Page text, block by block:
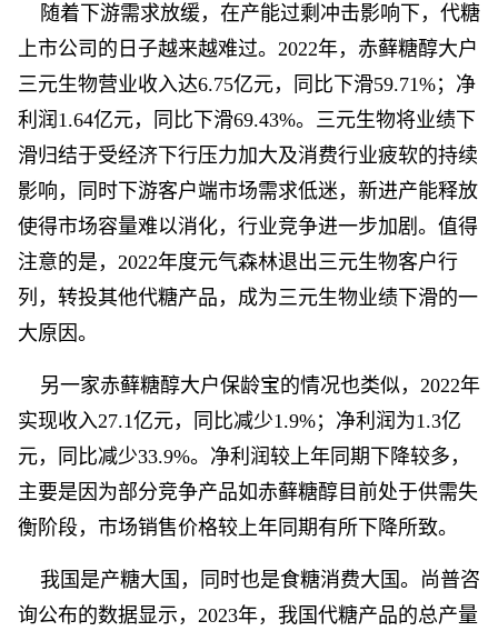
随着下游需求放缓，在产能过剩冲击影响下，代糖
上市公司的日子越来越难过。2022年，赤藓糖醇大户
三元生物营业收入达6.75亿元，同比下滑59.71%；净
利润1.64亿元，同比下滑69.43%。三元生物将业绩下
滑归结于受经济下行压力加大及消费行业疲软的持续
影响，同时下游客户端市场需求低迷，新进产能释放
使得市场容量难以消化，行业竞争进一步加剧。值得
注意的是，2022年度元气森林退出三元生物客户行
列，转投其他代糖产品，成为三元生物业绩下滑的一
大原因。
另一家赤藓糖醇大户保龄宝的情况也类似，2022年
实现收入27.1亿元，同比减少1.9%；净利润为1.3亿
元，同比减少33.9%。净利润较上年同期下降较多，
主要是因为部分竞争产品如赤藓糖醇目前处于供需失
衡阶段，市场销售价格较上年同期有所下降所致。
我国是产糖大国，同时也是食糖消费大国。尚普咨
询公布的数据显示，2023年，我国代糖产品的总产量